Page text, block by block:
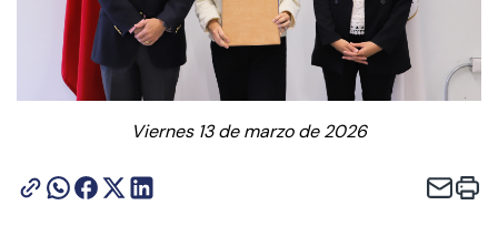
Contacto y Horarios
modo claro
Viernes 13 de marzo de 2026